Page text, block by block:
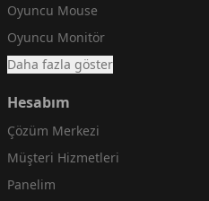
Oyuncu Mouse
Oyuncu Monitör
Daha fazla göster
Hesabım
Çözüm Merkezi
Müşteri Hizmetleri
Panelim